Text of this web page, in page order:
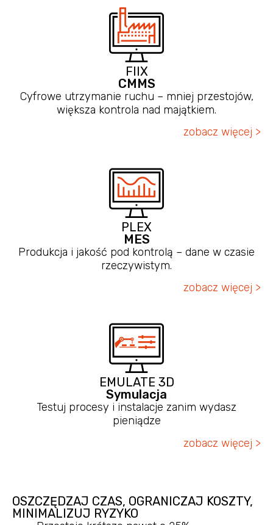
FIIX
CMMS
Cyfrowe utrzymanie ruchu – mniej przestojów,
większa kontrola nad majątkiem.
zobacz więcej >
PLEX
MES
Produkcja i jakość pod kontrolą – dane w czasie
rzeczywistym.
zobacz więcej >
EMULATE 3D
Symulacja
Testuj procesy i instalacje zanim wydasz
pieniądze
zobacz więcej >
OSZCZĘDZAJ CZAS, OGRANICZAJ KOSZTY,
MINIMALIZUJ RYZYKO